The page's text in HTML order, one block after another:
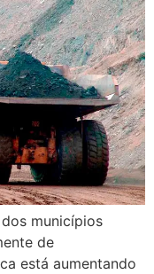
municípios
de
está aumentando